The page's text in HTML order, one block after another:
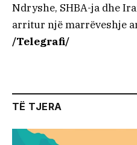
Ndryshe, SHBA-ja dhe
arritur një marrëveshje
/Telegrafi/
TË TJERA